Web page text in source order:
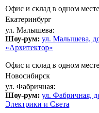
Офис и склад в одном месте
Екатеринбург
ул. Малышева:
Шоу-рум: ул. Малышева,
«Архитектор»
Офис и склад в одном месте
Новосибирск
ул. Фабричная:
Шоу-рум: ул. Фабричная,
Электрики и Света